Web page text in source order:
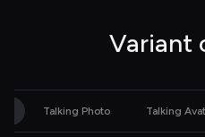
Variant
Talking Photo Talking